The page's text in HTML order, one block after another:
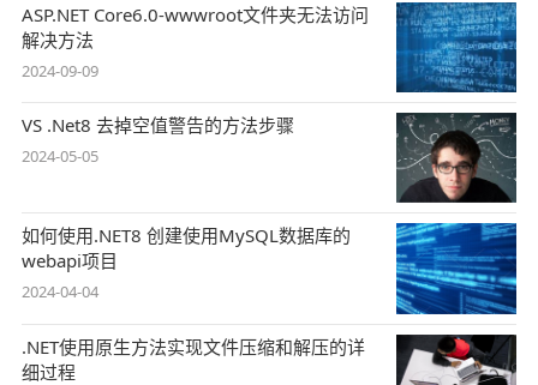
ASP.NET Core6.0-wwwroot文件夹无法访问
解决方法
2024-09-09
VS .Net8 去掉空值警告的方法步骤
2024-05-05
如何使用.NET8 创建使用MySQL数据库的
webapi项目
2024-04-04
.NET使用原生方法实现文件压缩和解压的详
细过程